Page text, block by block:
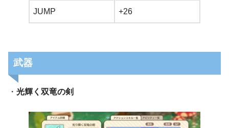
JUMP +26
武器
・ 光輝く双竜の剣